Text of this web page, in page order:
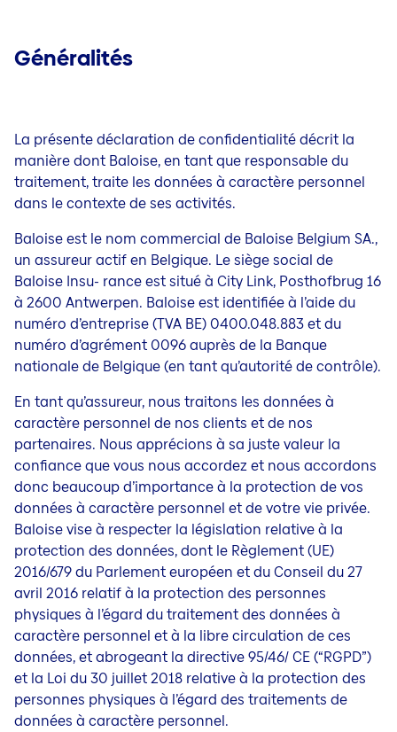
Baloise News
Qu'est-ce qu'un courtier d'assurance?
Contact & Service
Jobs
Généralités
La présente déclaration de confidentialité décrit la
manière dont Baloise, en tant que responsable du
traitement, traite les données à caractère personnel
dans le contexte de ses activités.
Baloise est le nom commercial de Baloise Belgium SA.,
un assureur actif en Belgique. Le siège social de
Baloise Insu- rance est situé à City Link, Posthofbrug 16
à 2600 Antwerpen. Baloise est identifiée à l’aide du
numéro d’entreprise (TVA BE) 0400.048.883 et du
numéro d’agrément 0096 auprès de la Banque
nationale de Belgique (en tant qu’autorité de contrôle).
En tant qu’assureur, nous traitons les données à
caractère personnel de nos clients et de nos
partenaires. Nous apprécions à sa juste valeur la
confiance que vous nous accordez et nous accordons
donc beaucoup d’importance à la protection de vos
données à caractère personnel et de votre vie privée.
Baloise vise à respecter la législation relative à la
protection des données, dont le Règlement (UE)
2016/679 du Parlement européen et du Conseil du 27
avril 2016 relatif à la protection des personnes
physiques à l’égard du traitement des données à
caractère personnel et à la libre circulation de ces
données, et abrogeant la directive 95/46/ CE (“RGPD”)
et la Loi du 30 juillet 2018 relative à la protection des
personnes physiques à l’égard des traitements de
données à caractère personnel.